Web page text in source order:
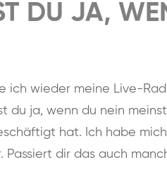
DU JA,
ich wieder meine Live-
du ja, wenn du nein
hat. Ich habe
Passiert dir das auch